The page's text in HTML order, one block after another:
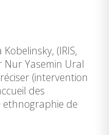
(IRIS,
Nur Yasemin Ural
(intervention
des
ethnographie de